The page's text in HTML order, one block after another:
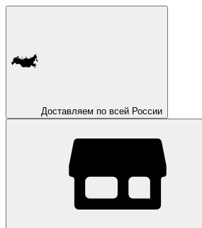
Доставляем по всей России